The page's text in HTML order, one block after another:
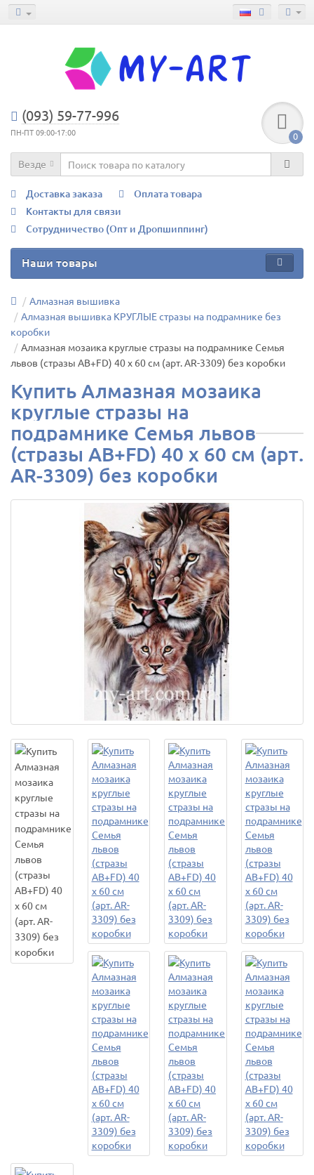
(093) 59-77-996
ПН-ПТ 09:00-17:00 0
Везде
Доставка заказа
Оплата товара
Контакты для связи
Сотрудничество (Опт и Дропшиппинг)
Наши товары
Алмазная вышивка
Алмазная вышивка КРУГЛЫЕ стразы на подрамнике без
коробки
Алмазная мозаика круглые стразы на подрамнике Семья
львов (стразы AB+FD) 40 х 60 см (арт. AR-3309) без коробки
Купить Алмазная мозаика
круглые стразы на
подрамнике Семья львов
(стразы AB+FD) 40 х 60 см (арт.
AR-3309) без коробки